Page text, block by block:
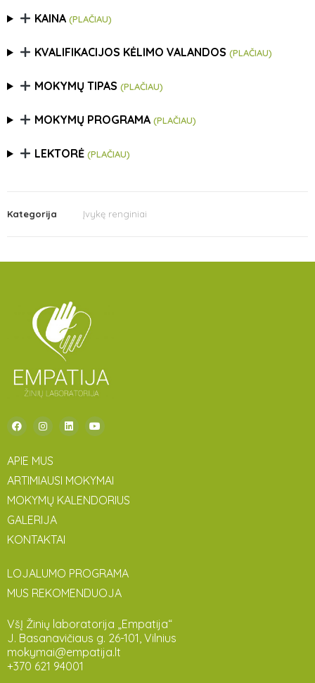
KAINA(PLAČIAU)
KVALIFIKACIJOS KĖLIMO VALANDOS(PLAČIAU)
MOKYMŲ TIPAS(PLAČIAU)
MOKYMŲ PROGRAMA(PLAČIAU)
LEKTORĖ(PLAČIAU)
Kategorija Įvykę renginiai
APIE MUS
ARTIMIAUSI MOKYMAI
MOKYMŲ KALENDORIUS
GALERIJA
KONTAKTAI
LOJALUMO PROGRAMA
MUS REKOMENDUOJA
VšĮ Žinių laboratorija „Empatija“
J. Basanavičiaus g. 26-101, Vilnius
mokymai@empatija.lt
+370 621 94001